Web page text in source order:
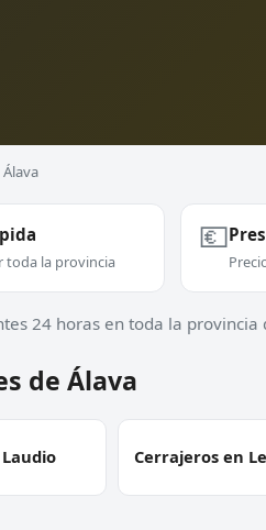
toda la provincia
💶
24 horas en toda la
de Álava
Cerrajeros en